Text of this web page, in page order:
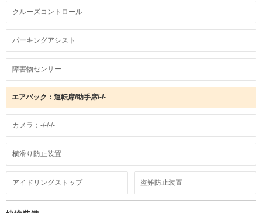
クルーズコントロール
パーキングアシスト
障害物センサー
エアバック：運転席/助手席/-/-
カメラ：-/-/-/-
横滑り防止装置
アイドリングストップ 盗難防止装置